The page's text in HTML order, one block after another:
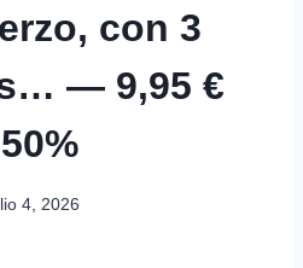
con 3
— 9,95 €
4, 2026